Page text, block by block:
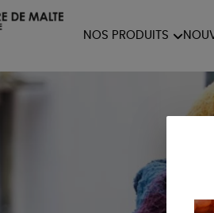
NOS PRODUITS